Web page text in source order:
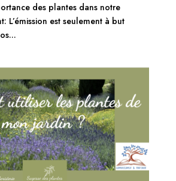
des plantes dans notre
L’émission est seulement à but